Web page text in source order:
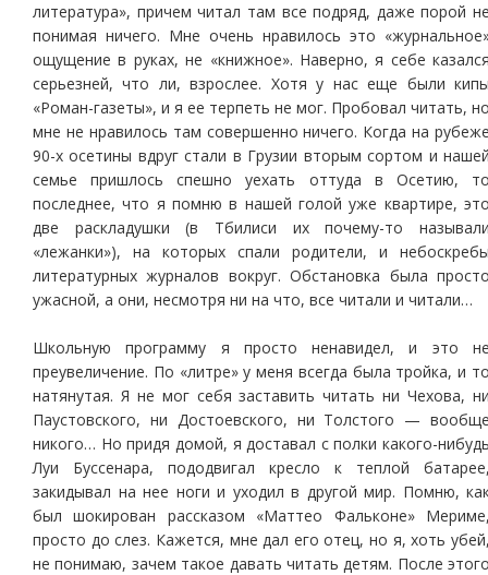
литература», причем читал там все подряд, даже порой
понимая ничего. Мне очень нравилось это
ощущение в руках, не «книжное». Наверно, я себе
серьезней, что ли, взрослее. Хотя у нас еще были
«Роман-газеты», и я ее терпеть не мог. Пробовал читать,
мне не нравилось там совершенно ничего. Когда на
90-х осетины вдруг стали в Грузии вторым сортом и
семье пришлось спешно уехать оттуда в Осетию,
последнее, что я помню в нашей голой уже квартире,
две раскладушки (в Тбилиси их почему-то
«лежанки»), на которых спали родители, и
литературных журналов вокруг. Обстановка была
ужасной, а они, несмотря ни на что, все читали и читали…
Школьную программу я просто ненавидел, и это
преувеличение. По «литре» у меня всегда была тройка, и
натянутая. Я не мог себя заставить читать ни Чехова,
Паустовского, ни Достоевского, ни Толстого —
никого… Но придя домой, я доставал с полки какого-
Луи Буссенара, пододвигал кресло к теплой
закидывал на нее ноги и уходил в другой мир. Помню,
был шокирован рассказом «Маттео Фальконе»
просто до слез. Кажется, мне дал его отец, но я, хоть
не понимаю, зачем такое давать читать детям. После